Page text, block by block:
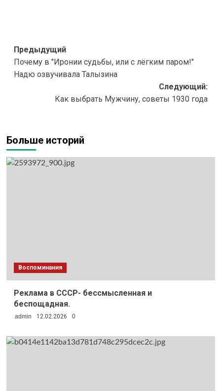
Навигация
записи
Предыдущий
Почему в "Иронии судьбы, или с лёгким паром!"
Надю озвучивала Талызина
Следующий:
Как выбрать Мужчину, советы 1930 года
Больше историй
Воспоминания
Реклама в СССР- бессмысленная и
беспощадная.
admin 12.02.2026 0